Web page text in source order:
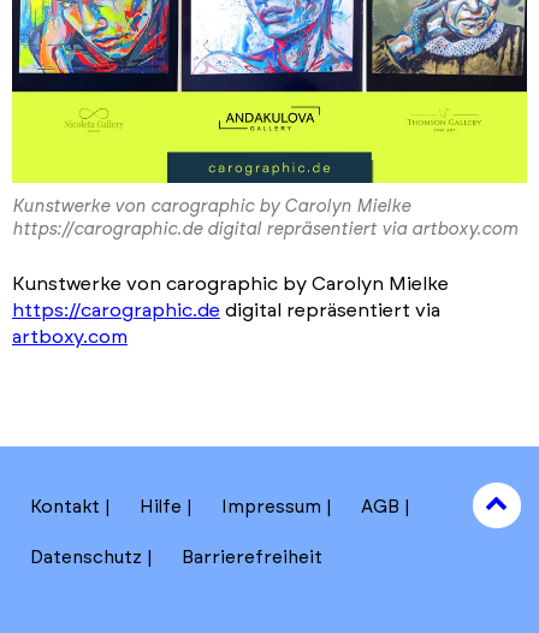
Kunstwerke von carographic by Carolyn Mielke
https://carographic.de digital repräsentiert via artboxy.com
Kunstwerke von carographic by Carolyn Mielke
https://carographic.de digital repräsentiert via
artboxy.com
Kontakt Hilfe Impressum AGB
Datenschutz Barrierefreiheit
to
top